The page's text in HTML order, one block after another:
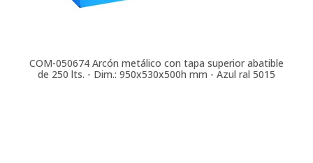
COM-050674 Arcón metálico con tapa superior abatible
de 250 lts. - Dim.: 950x530x500h mm - Azul ral 5015